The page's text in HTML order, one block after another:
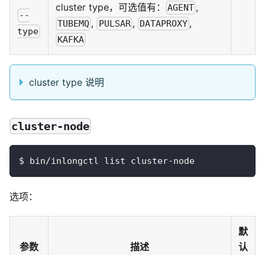
--
type
cluster type，可选值有： AGENT ,
TUBEMQ , PULSAR , DATAPROXY ,
KAFKA
cluster type 说明
cluster-node
$ bin/inlongctl list cluster-node
选项：
参数 描述
默
认